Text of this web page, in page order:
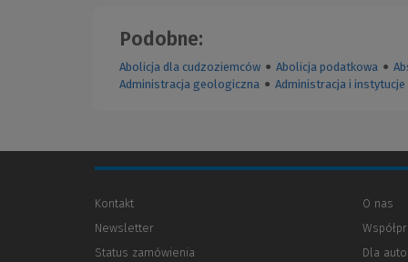
Podobne:
Abolicja dla cudzoziemców ● Abolicja podatkowa ●
Administracja geologiczna ● Administracja i
Kontakt
Newsletter
Status zamówienia
O nas
Dla